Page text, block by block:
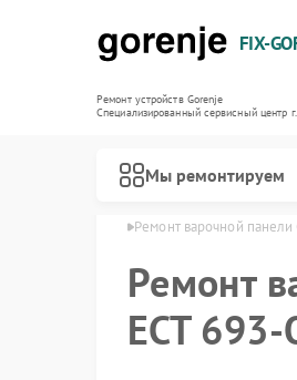
FIX-
Ремонт устройств Gorenje
Специализированный cервисный центр г.
Мы ремонтируем
в Ульяновске Ремонт варочной панели
Ремонт
ECT 693-